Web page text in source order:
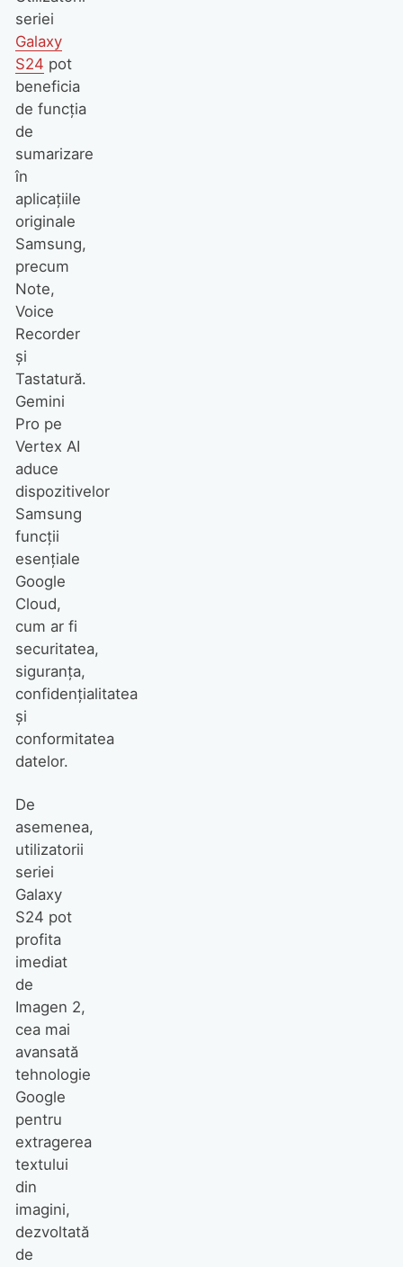
seriei
Galaxy
S24 pot
beneficia
de funcția
de
sumarizare
în
aplicațiile
originale
Samsung,
precum
Note,
Voice
Recorder
și
Tastatură.
Gemini
Pro pe
Vertex AI
aduce
dispozitivelor
Samsung
funcții
esențiale
Google
Cloud,
cum ar fi
securitatea,
siguranța,
confidențialitatea
și
conformitatea
datelor.
De
asemenea,
utilizatorii
seriei
Galaxy
S24 pot
profita
imediat
de
Imagen 2,
cea mai
avansată
tehnologie
Google
pentru
extragerea
textului
din
imagini,
dezvoltată
de